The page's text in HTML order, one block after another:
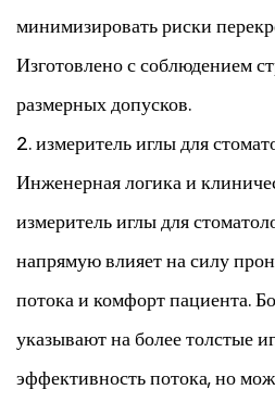
минимизировать риски
Изготовлено с соблюдением
размерных допусков.
2. измеритель иглы для
Инженерная логика и
измеритель иглы для
напрямую влияет на силу
потока и комфорт пациента.
указывают на более толстые
эффективность потока, но